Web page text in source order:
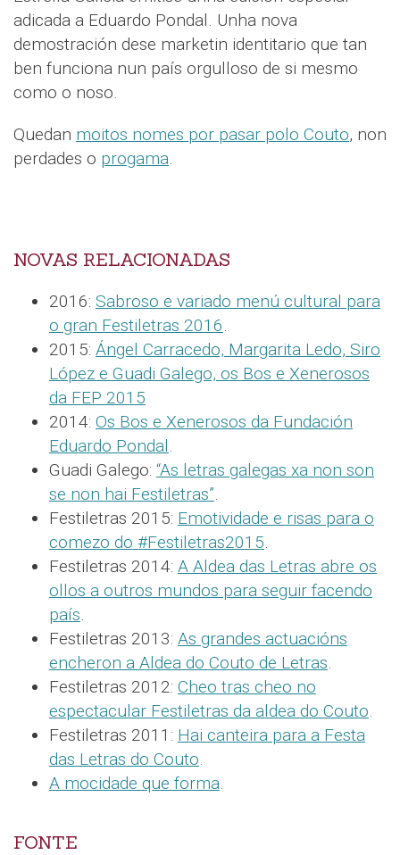
adicada a Eduardo Pondal. Unha nova
demostración dese marketin identitario que tan
ben funciona nun país orgulloso de si mesmo
como o noso.
Quedan moitos nomes por pasar polo Couto, non
perdades o progama
NOVAS RELACIONADAS
2016: Sabroso e variado menú cultural para
o gran Festiletras 2016
2015: Ángel Carracedo, Margarita Ledo, Siro
López e Guadi Galego, os Bos e Xenerosos
da FEP 2015
2014: Os Bos e Xenerosos da Fundación
Eduardo Pondal
Guadi Galego: “As letras galegas xa non son
se non hai Festiletras”
Festiletras 2015: Emotividade e risas para o
comezo do #Festiletras2015
Festiletras 2014: A Aldea das Letras abre os
ollos a outros mundos para seguir facendo
país
Festiletras 2013: As grandes actuacións
encheron a Aldea do Couto de Letras
Festiletras 2012: Cheo tras cheo no
espectacular Festiletras da aldea do Couto
Festiletras 2011: Hai canteira para a Festa
das Letras do Couto
A mocidade que forma
FONTE